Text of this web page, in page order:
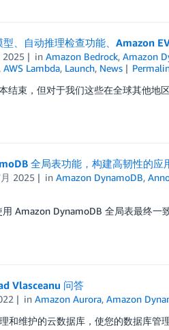
、自动推理检查功能、Amazon
2025 inAmazon Bedrock,Amazon
AWS Lambda, Launch, News
结束，但对于我们这些在全球其他
全局表功能，构建高韧性的应
2025 inAmazon DynamoDB,
用 Amazon DynamoDB 全局表最终
Vlasceanu 问答
inAmazon Aurora,Amazon
和维护的云数据库，使您的数据库管